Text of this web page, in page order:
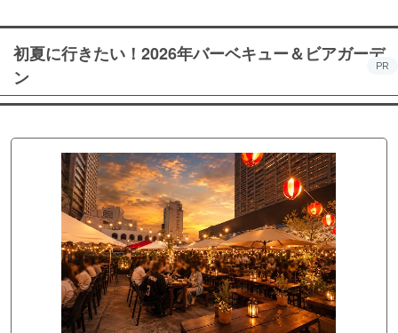
初夏に行きたい！2026年バーベキュー＆ビアガーデ
ン
PR